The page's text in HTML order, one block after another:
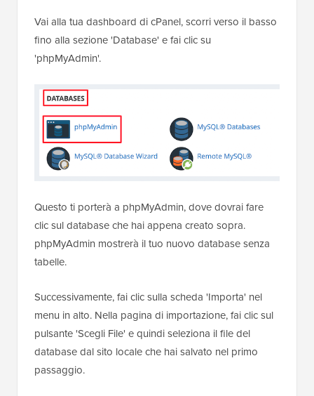
Vai alla tua dashboard di cPanel, scorri verso il basso
fino alla sezione 'Database' e fai clic su
'phpMyAdmin'.
Questo ti porterà a phpMyAdmin, dove dovrai fare
clic sul database che hai appena creato sopra.
phpMyAdmin mostrerà il tuo nuovo database senza
tabelle.
Successivamente, fai clic sulla scheda 'Importa' nel
menu in alto. Nella pagina di importazione, fai clic sul
pulsante 'Scegli File' e quindi seleziona il file del
database dal sito locale che hai salvato nel primo
passaggio.